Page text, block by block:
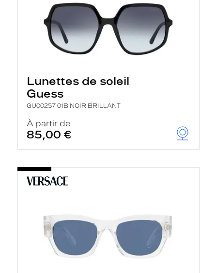
Lunettes de soleil
Guess
GU00257 01B NOIR BRILLANT
À partir de
85,00 €